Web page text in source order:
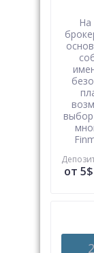
На
выбор
от 5$